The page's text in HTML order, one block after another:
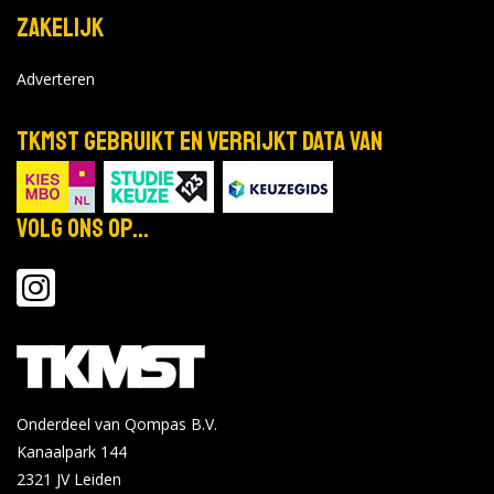
2028
Bekijk de details
Technische Universiteit Eindhoven -
Eindhoven
Online Open Day
Bekijk de details
Technische Universiteit Eindhoven -
Eindhoven
Zakelijk
Adverteren
TKMST gebruikt en verrijkt data van
Volg ons op...
Onderdeel van Qompas B.V.
Kanaalpark 144
2321 JV Leiden